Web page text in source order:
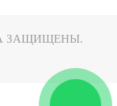
ЗАЩИЩЕНЫ.